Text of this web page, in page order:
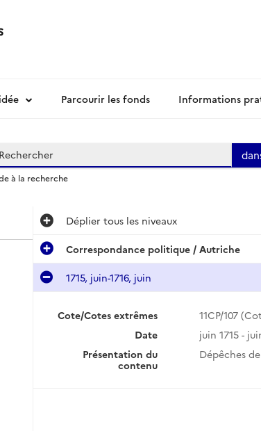
Parcourir les fonds Informations
à la recherche
Déplier tous les niveaux
Correspondance politique / Autriche
1715, juin-1716, juin
Cote/Cotes extrêmes
11CP/107
Date
juin 1715 -
Présentation du
contenu
Dépêches